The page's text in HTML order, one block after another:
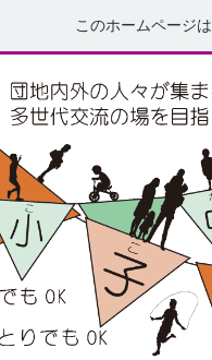
このホームページは